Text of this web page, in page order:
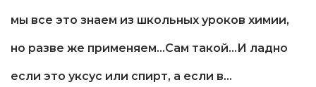
мы все это знаем из школьных уроков химии,
но разве же применяем...Сам такой...И ладно
если это уксус или спирт, а если в…